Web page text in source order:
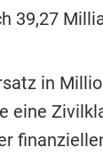
39,27
in
eine